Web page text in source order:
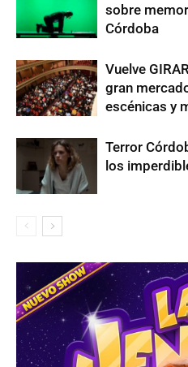
sobre
Córdoba
Vuelve
gran
escénicas y
Terror
los